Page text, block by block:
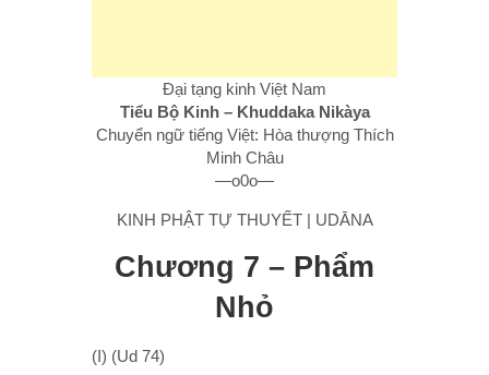
Đại tạng kinh Việt Nam
Tiểu Bộ Kinh – Khuddaka Nikàya
Chuyển ngữ tiếng Việt: Hòa thượng Thích
Minh Châu
—o0o—
KINH PHẬT TỰ THUYẾT | UDĀNA
Chương 7 – Phẩm
Nhỏ
(I) (Ud 74)